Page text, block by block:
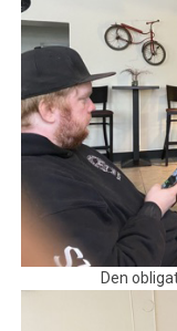
Den